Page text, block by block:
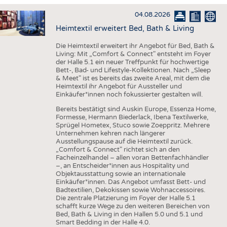
HAUS- UND HEIMTEXTILIEN
BEKLEIDUNG
TESTS
AUSSCHREIBUNGEN
FAKTEN
STATISTICS
ADRESSEN & LINKS
PUBLIKATIONEN
TERMINE
BRANCHENTERMINE
04.08.2026
Heimtextil erweitert Bed, Bath & Living
Die Heimtextil erweitert ihr Angebot für Bed, Bath &
Living: Mit „Comfort & Connect" entsteht im Foyer
der Halle 5.1 ein neuer Treffpunkt für hochwertige
Bett-, Bad- und Lifestyle-Kollektionen. Nach „Sleep
& Meet" ist es bereits das zweite Areal, mit dem die
Heimtextil ihr Angebot für Aussteller und
Einkäufer*innen noch fokussierter gestalten will.
Bereits bestätigt sind Auskin Europe, Essenza Home,
Formesse, Hermann Biederlack, Ibena Textilwerke,
Sprügel Hometex, Stuco sowie Zoeppritz. Mehrere
Unternehmen kehren nach längerer
Ausstellungspause auf die Heimtextil zurück.
„Comfort & Connect" richtet sich an den
Facheinzelhandel – allen voran Bettenfachhändler
–, an Entscheider*innen aus Hospitality und
Objektausstattung sowie an internationale
Einkäufer*innen. Das Angebot umfasst Bett- und
Badtextilien, Dekokissen sowie Wohnaccessoires.
Die zentrale Platzierung im Foyer der Halle 5.1
schafft kurze Wege zu den weiteren Bereichen von
Bed, Bath & Living in den Hallen 5.0 und 5.1 und
Smart Bedding in der Halle 4.0.